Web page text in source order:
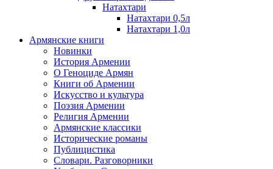
Натахтари
Натахтари 0,5л
Натахтари 1,0л
Армянские книги
Новинки
История Армении
О Геноциде Армян
Книги об Армении
Иcкусство и культура
Поэзия Армении
Религия Армении
Армянские классики
Исторические романы
Публицистика
Словари. Разговорники